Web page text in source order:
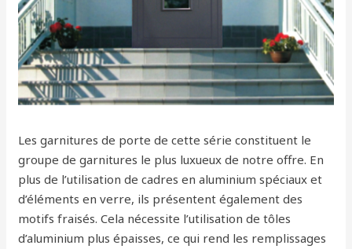
Les garnitures de porte de cette série constituent le
groupe de garnitures le plus luxueux de notre offre. En
plus de l’utilisation de cadres en aluminium spéciaux et
d’éléments en verre, ils présentent également des
motifs fraisés. Cela nécessite l’utilisation de tôles
d’aluminium plus épaisses, ce qui rend les remplissages